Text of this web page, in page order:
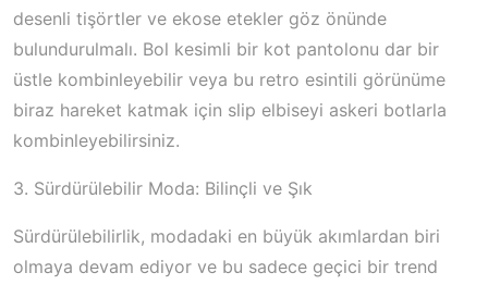
desenli tişörtler ve ekose etekler göz önünde
bulundurulmalı. Bol kesimli bir kot pantolonu dar bir
üstle kombinleyebilir veya bu retro esintili görünüme
biraz hareket katmak için slip elbiseyi askeri botlarla
kombinleyebilirsiniz.
3. Sürdürülebilir Moda: Bilinçli ve Şık
Sürdürülebilirlik, modadaki en büyük akımlardan biri
olmaya devam ediyor ve bu sadece geçici bir trend